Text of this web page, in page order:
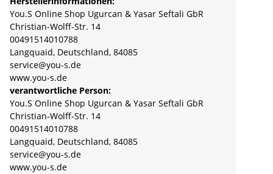
You.S Online Shop Ugurcan & Yasar Seftali GbR
Christian-Wolff-Str. 14
00491514010788
Langquaid, Deutschland, 84085
service@you-s.de
www.you-s.de
verantwortliche Person:
You.S Online Shop Ugurcan & Yasar Seftali GbR
Christian-Wolff-Str. 14
00491514010788
Langquaid, Deutschland, 84085
service@you-s.de
www.you-s.de